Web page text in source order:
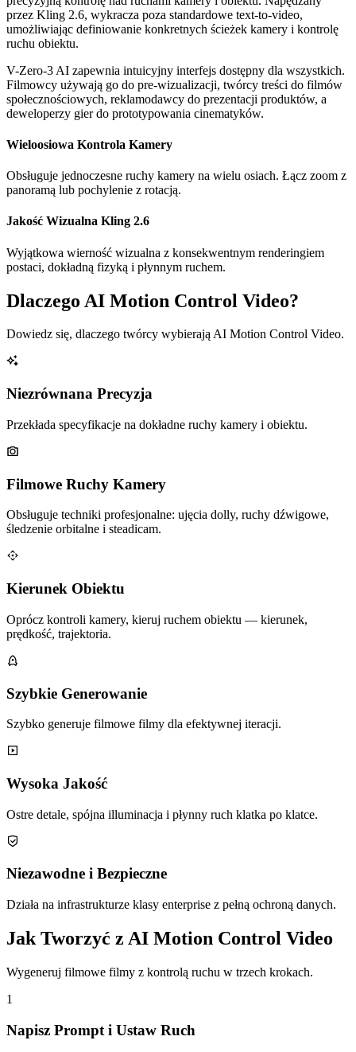
przez Kling 2.6, wykracza poza standardowe text-to-video,
umożliwiając definiowanie konkretnych ścieżek kamery i kontrolę
ruchu obiektu.
V-Zero-3 AI zapewnia intuicyjny interfejs dostępny dla wszystkich.
Filmowcy używają go do pre-wizualizacji, twórcy treści do filmów
społecznościowych, reklamodawcy do prezentacji produktów, a
deweloperzy gier do prototypowania cinematyków.
Wieloosiowa Kontrola Kamery
Obsługuje jednoczesne ruchy kamery na wielu osiach. Łącz zoom z
panoramą lub pochylenie z rotacją.
Jakość Wizualna Kling 2.6
Wyjątkowa wierność wizualna z konsekwentnym renderingiem
postaci, dokładną fizyką i płynnym ruchem.
Dlaczego AI Motion Control Video?
Dowiedz się, dlaczego twórcy wybierają AI Motion Control Video.
Niezrównana Precyzja
Przekłada specyfikacje na dokładne ruchy kamery i obiektu.
Filmowe Ruchy Kamery
Obsługuje techniki profesjonalne: ujęcia dolly, ruchy dźwigowe,
śledzenie orbitalne i steadicam.
Kierunek Obiektu
Oprócz kontroli kamery, kieruj ruchem obiektu — kierunek,
prędkość, trajektoria.
Szybkie Generowanie
Szybko generuje filmowe filmy dla efektywnej iteracji.
Wysoka Jakość
Ostre detale, spójna illuminacja i płynny ruch klatka po klatce.
Niezawodne i Bezpieczne
Działa na infrastrukturze klasy enterprise z pełną ochroną danych.
Jak Tworzyć z AI Motion Control Video
Wygeneruj filmowe filmy z kontrolą ruchu w trzech krokach.
1
Napisz Prompt i Ustaw Ruch